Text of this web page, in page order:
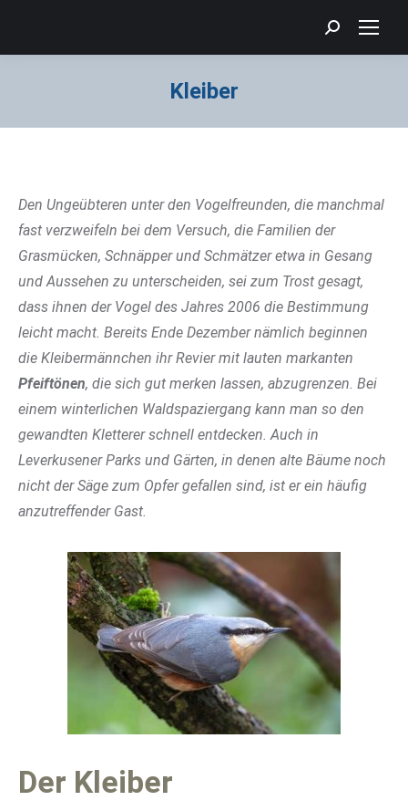
Search:
Kleiber
Den Ungeübteren unter den Vogelfreunden, die manchmal
fast verzweifeln bei dem Versuch, die Familien der
Grasmücken, Schnäpper und Schmätzer etwa in Gesang
und Aussehen zu unterscheiden, sei zum Trost gesagt,
dass ihnen der Vogel des Jahres 2006 die Bestimmung
leicht macht. Bereits Ende Dezember nämlich beginnen
die Kleibermännchen ihr Revier mit lauten markanten
Pfeiftönen, die sich gut merken lassen, abzugrenzen. Bei
einem winterlichen Waldspaziergang kann man so den
gewandten Kletterer schnell entdecken. Auch in
Leverkusener Parks und Gärten, in denen alte Bäume noch
nicht der Säge zum Opfer gefallen sind, ist er ein häufig
anzutreffender Gast.
Der Kleiber